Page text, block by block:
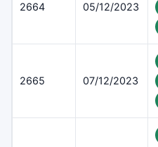
2664 05/12/2023
2665 07/12/2023